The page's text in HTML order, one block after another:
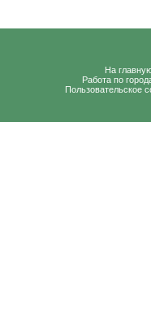
На
Работа по
Пользовательское